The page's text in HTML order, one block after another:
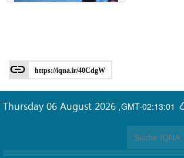
https://iqna.ir/40CdgW
GMT-02:13:01
Thursday 06 August 2026 ,